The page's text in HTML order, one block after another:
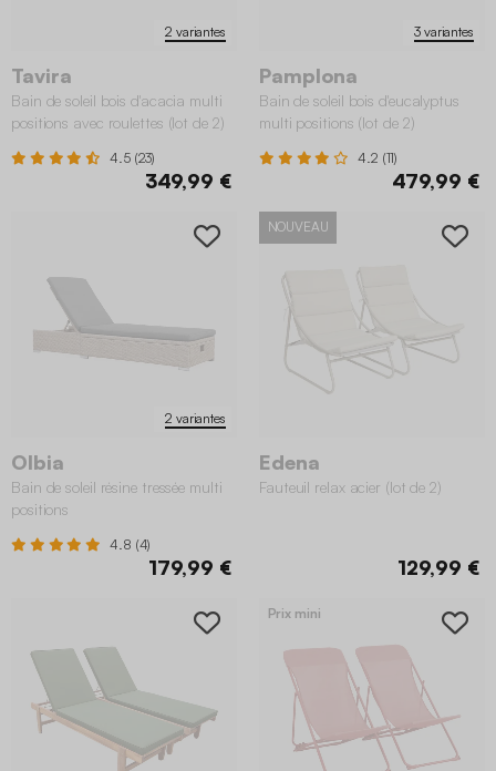
2 variantes
Tavira
Bain de soleil bois d'acacia multi
positions avec roulettes (lot de 2)
4.5 (23)
349,99 €
3 variantes
Pamplona
Bain de soleil bois d'eucalyptus
multi positions (lot de 2)
4.2 (11)
479,99 €
2 variantes
Olbia
Bain de soleil résine tressée multi
positions
4.8 (4)
179,99 €
NOUVEAU
Edena
Fauteuil relax acier (lot de 2)
129,99 €
Prix mini